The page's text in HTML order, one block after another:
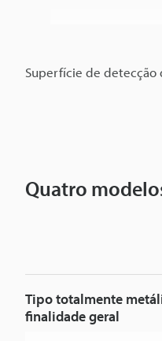
Superfície de detecção
Quatro
Tipo totalmente
finalidade geral